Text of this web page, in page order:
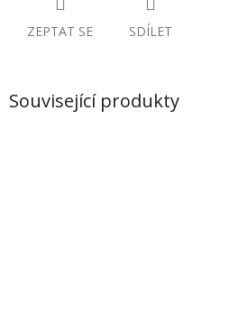
ZEPTAT SE SDÍLET
Související produkty